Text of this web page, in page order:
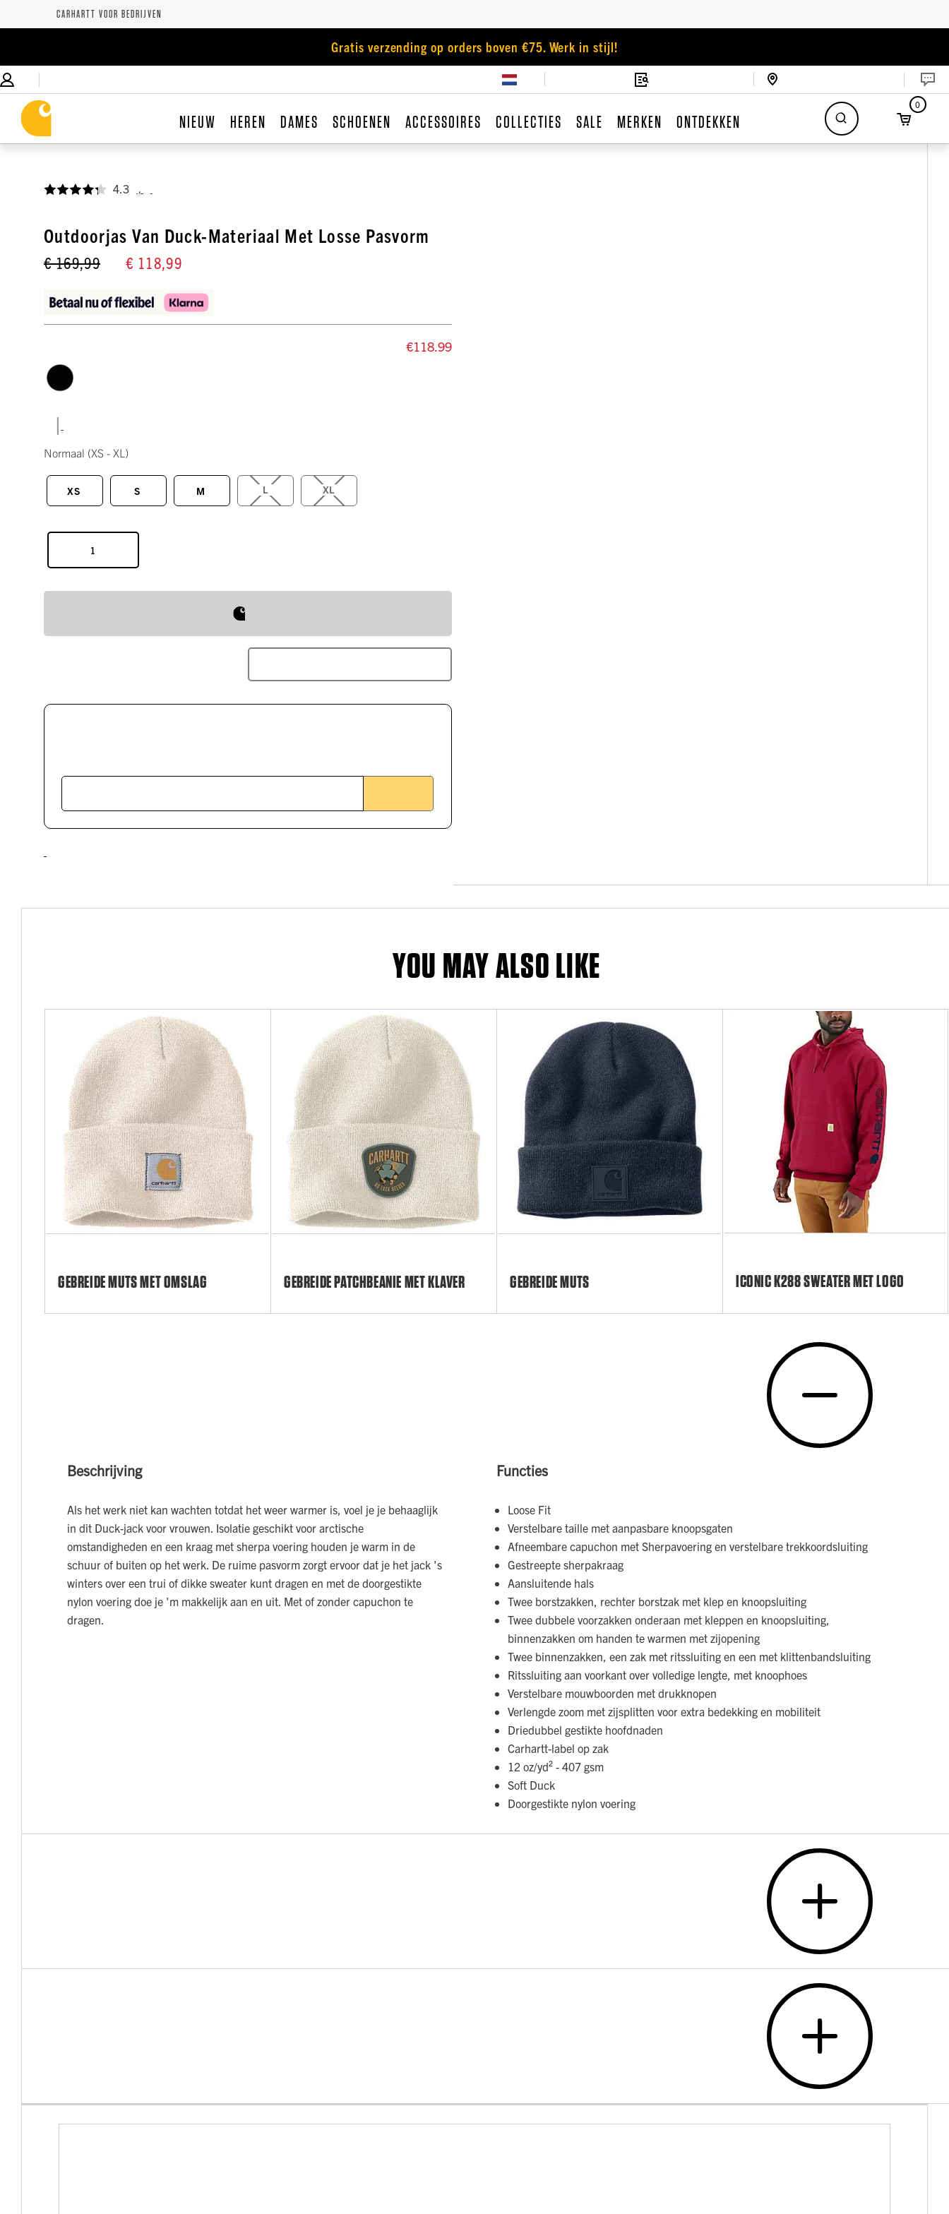
CARHARTT VOOR BEDRIJVEN
Gratis verzending op orders boven €75. Werk in stijl!
NIEUW HEREN DAMES SCHOENEN ACCESSOIRES COLLECTIES SALE MERKEN ONTDEKKEN
0
4.3
Outdoorjas Van Duck-Materiaal Met Losse Pasvorm
€ 169,99 € 118,99
€118.99
|
Normaal (XS - XL)
XS S M L XL
YOU MAY ALSO LIKE
GEBREIDE MUTS MET OMSLAG GEBREIDE PATCHBEANIE MET KLAVER GEBREIDE MUTS ICONIC K288 SWEATER MET LOGO
Beschrijving
Als het werk niet kan wachten totdat het weer warmer is, voel je je behaaglijk
in dit Duck-jack voor vrouwen. Isolatie geschikt voor arctische
omstandigheden en een kraag met sherpa voering houden je warm in de
schuur of buiten op het werk. De ruime pasvorm zorgt ervoor dat je het jack 's
winters over een trui of dikke sweater kunt dragen en met de doorgestikte
nylon voering doe je 'm makkelijk aan en uit. Met of zonder capuchon te
dragen.
Functies
Loose Fit
Verstelbare taille met aanpasbare knoopsgaten
Afneembare capuchon met Sherpavoering en verstelbare trekkoordsluiting
Gestreepte sherpakraag
Aansluitende hals
Twee borstzakken, rechter borstzak met klep en knoopsluiting
Twee dubbele voorzakken onderaan met kleppen en knoopsluiting,
binnenzakken om handen te warmen met zijopening
Twee binnenzakken, een zak met ritssluiting en een met klittenbandsluiting
Ritssluiting aan voorkant over volledige lengte, met knoophoes
Verstelbare mouwboorden met drukknopen
Verlengde zoom met zijsplitten voor extra bedekking en mobiliteit
Driedubbel gestikte hoofdnaden
Carhartt-label op zak
12 oz/yd² - 407 gsm
Soft Duck
Doorgestikte nylon voering